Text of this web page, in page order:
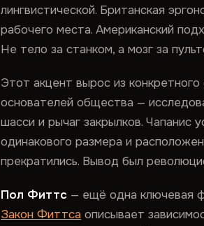
лингвистической. Британская
рабочего места. Американский
Не тело за станком, а мозг за
Этот акцент вырос из
основателей общества —
шасси и рычаг закрылков. Чапанис
одинакового размера и
прекратились. Вывод был
Пол Фиттс — ещё одна ключевая
Закон Фиттса описывает